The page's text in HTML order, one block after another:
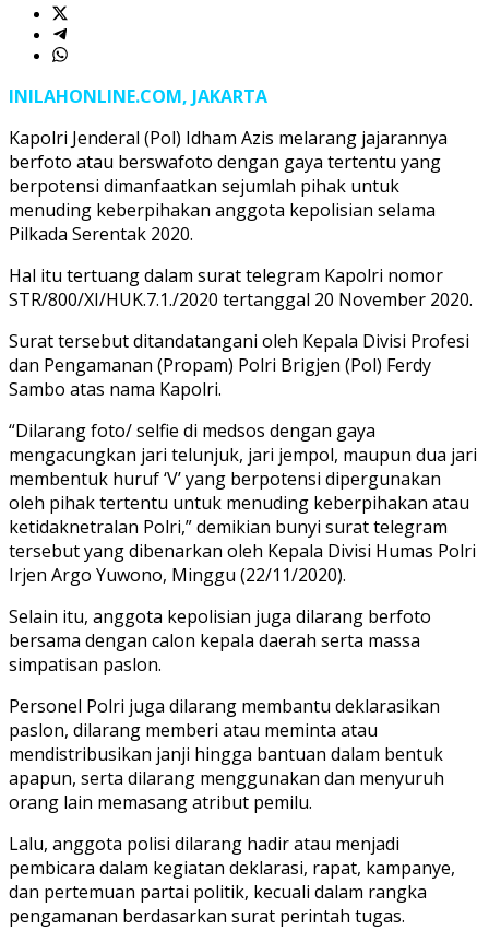
INILAHONLINE.COM, JAKARTA
Kapolri Jenderal (Pol) Idham Azis melarang jajarannya
berfoto atau berswafoto dengan gaya tertentu yang
berpotensi dimanfaatkan sejumlah pihak untuk
menuding keberpihakan anggota kepolisian selama
Pilkada Serentak 2020.
Hal itu tertuang dalam surat telegram Kapolri nomor
STR/800/XI/HUK.7.1./2020 tertanggal 20 November 2020.
Surat tersebut ditandatangani oleh Kepala Divisi Profesi
dan Pengamanan (Propam) Polri Brigjen (Pol) Ferdy
Sambo atas nama Kapolri.
“Dilarang foto/ selfie di medsos dengan gaya
mengacungkan jari telunjuk, jari jempol, maupun dua jari
membentuk huruf ‘V’ yang berpotensi dipergunakan
oleh pihak tertentu untuk menuding keberpihakan atau
ketidaknetralan Polri,” demikian bunyi surat telegram
tersebut yang dibenarkan oleh Kepala Divisi Humas Polri
Irjen Argo Yuwono, Minggu (22/11/2020).
Selain itu, anggota kepolisian juga dilarang berfoto
bersama dengan calon kepala daerah serta massa
simpatisan paslon.
Personel Polri juga dilarang membantu deklarasikan
paslon, dilarang memberi atau meminta atau
mendistribusikan janji hingga bantuan dalam bentuk
apapun, serta dilarang menggunakan dan menyuruh
orang lain memasang atribut pemilu.
Lalu, anggota polisi dilarang hadir atau menjadi
pembicara dalam kegiatan deklarasi, rapat, kampanye,
dan pertemuan partai politik, kecuali dalam rangka
pengamanan berdasarkan surat perintah tugas.